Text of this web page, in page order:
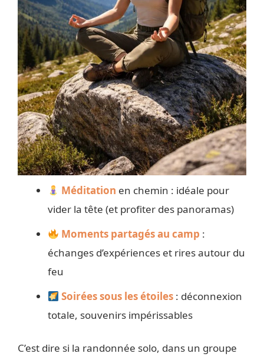
Méditation en chemin : idéale pour
vider la tête (et profiter des panoramas)
Moments partagés au camp :
échanges d’expériences et rires autour du
feu
Soirées sous les étoiles : déconnexion
totale, souvenirs impérissables
C’est dire si la randonnée solo, dans un groupe